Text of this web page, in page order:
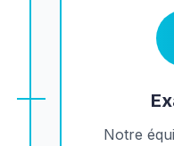
Notre